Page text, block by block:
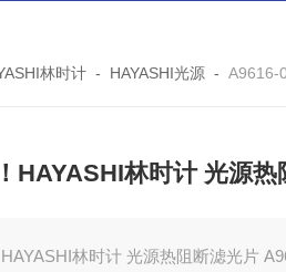
林时计 - HAYASHI光源 -A9616-03池田屋
HAYASHI林时计 光源热
林时计 光源热阻断滤光片